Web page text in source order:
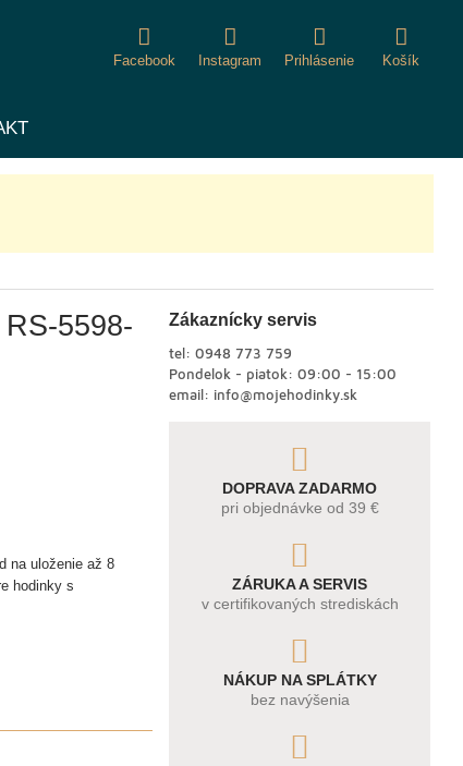
Facebook Instagram Prihlásenie Košík
5598-
na uloženie až 8
hodinky s
Zákaznícky servis
tel: 0948 773 759
Pondelok - piatok: 09:00 - 15:00
email: info@mojehodinky.sk
DOPRAVA ZADARMO
pri objednávke od 39 €
ZÁRUKA A SERVIS
v certifikovaných strediskách
NÁKUP NA SPLÁTKY
bez navýšenia